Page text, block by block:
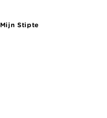
Mijn Stipte